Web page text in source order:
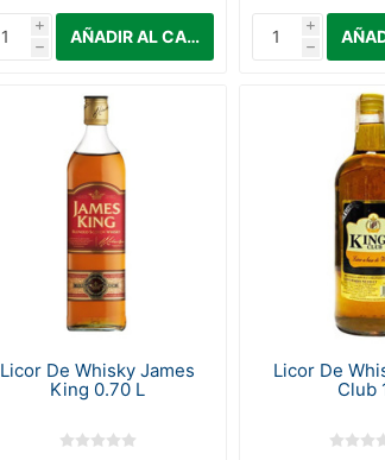
i
h
i
h
Licor De Whisky James
King 0.70 L
Licor De
Club